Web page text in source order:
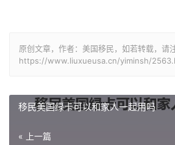
原创文章，作者：美国移民，如若转载，请
https://www.liuxueusa.cn/yiminsh/
移民美国绿卡可以和家人一起用吗
« 上一篇